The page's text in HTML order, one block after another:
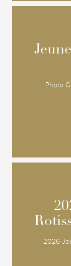
Photo
2026